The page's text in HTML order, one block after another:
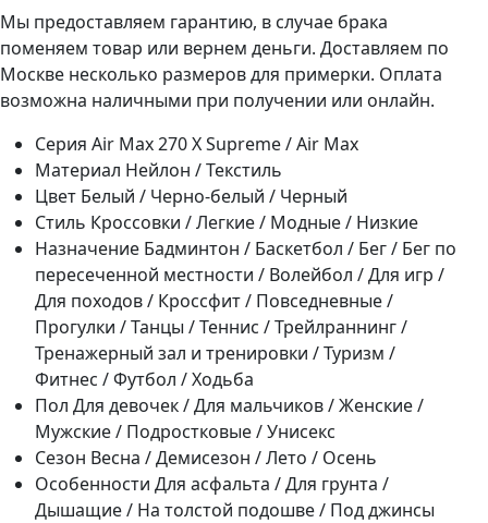
Мы предоставляем гарантию, в случае брака
поменяем товар или вернем деньги. Доставляем по
Москве несколько размеров для примерки. Оплата
возможна наличными при получении или онлайн.
Серия Air Max 270 Х Supreme / Air Max
Материал Нейлон / Текстиль
Цвет Белый / Черно-белый / Черный
Стиль Кроссовки / Легкие / Модные / Низкие
Назначение Бадминтон / Баскетбол / Бег / Бег по
пересеченной местности / Волейбол / Для игр /
Для походов / Кроссфит / Повседневные /
Прогулки / Танцы / Теннис / Трейлраннинг /
Тренажерный зал и тренировки / Туризм /
Фитнес / Футбол / Ходьба
Пол Для девочек / Для мальчиков / Женские /
Мужские / Подростковые / Унисекс
Сезон Весна / Демисезон / Лето / Осень
Особенности Для асфальта / Для грунта /
Дышащие / На толстой подошве / Под джинсы